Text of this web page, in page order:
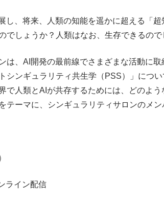
し、将来、人類の知能を遥かに超える「
でしょうか？人類はなお、生存できるので
は、AI開発の最前線でさまざまな活動に
シンギュラリティ共生学（PSS）」につい
で人類とAIが共存するためには、どのよ
テーマに、シンギュラリティサロンのメン
ライン配信